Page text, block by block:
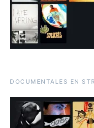
DOCUMENTALES EN